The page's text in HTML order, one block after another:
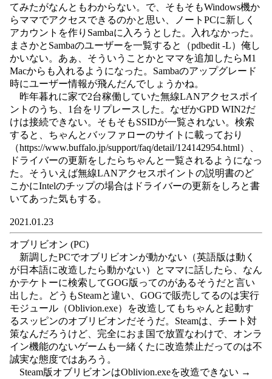
てみたがなんともわからない。で、そもそもWindows機か
らママでアクセスできるのかと思い、ノートPCに新しく
アカウントを作りSambaに入ろうとした。入れなかった。
まさかとSambaのユーザーを一覧すると（pdbedit -L）俺し
かいない。あぁ、そういうことかとママを追加したらM1
Macからも入れるようになった。Sambaのアップグレード
時にユーザー情報が飛んだんでしょうかね。
昨年暮れに家で2台稼働していた無線LANアクセスポイ
ントのうち、1台をリプレースした。なぜかGPD WIN2だ
けは接続できない。そもそもSSIDが一覧されない。検索
すると、ちゃんとバッファローのサイトに載っており
（https://www.buffalo.jp/support/faq/detail/124142954.html）、
ドライバーの更新をしたらちゃんと一覧されるようになっ
た。そういえば無線LANアクセスポイントの説明書のど
こかにIntelのチップの場合はドライバーの更新をしろと書
いてあった気もする。
2021.01.23
オブリビオン (PC)
新調したPCでオブリビオンが動かない（英語版は動く
が日本語に改造したら動かない）とママに話したら、なん
かテケトーに検索してGOG版ってのがあるそうだと言い
出した。どうもSteamと違い、GOGで販売してるのは実行
モジュール（Oblivion.exe）を改造してもちゃんと起動す
るスッピンのオブリビオンだそうだ。Steamは、チート対
策なんだろうけど、完全におま国で放置なわけで、オンラ
イン機能のないゲームも一緒くたに改造禁止だってのは不
誠実な態度ではあろう。
Steam版オブリビオンはOblivion.exeを改造できない →